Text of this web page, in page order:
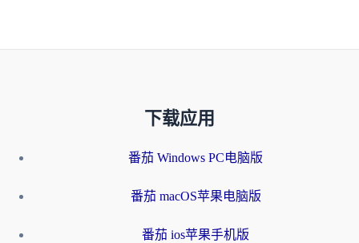
下载应用
番茄 Windows PC电脑版
番茄 macOS苹果电脑版
番茄 ios苹果手机版